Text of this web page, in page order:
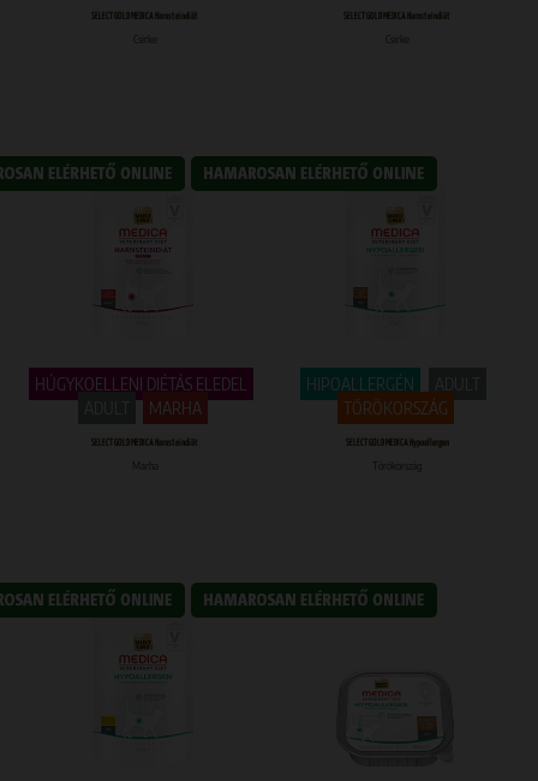
SELECT GOLD MEDICA Harnsteindiät SELECT GOLD MEDICA Harnsteindiät
HÚGYKOELLENI DIÉTÁS ELEDEL
MARHA
SELECT GOLD MEDICA Harnsteindiät
Marha
HIPOALLERGÉN
TÖRÖKORSZÁG
SELECT GOLD MEDICA Hypoallergen
Törökország